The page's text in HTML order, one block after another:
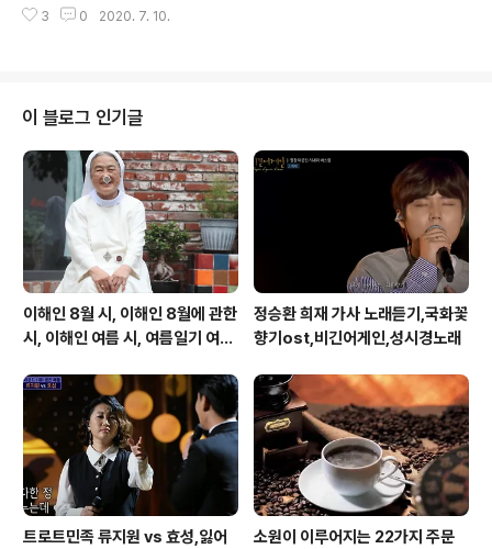
거운 눈물 오가는 저 많은 사람들 누가 내 곁에 와줄까요 비
말 빈틈없이 행복해 너를 따라서 시간은 흐르고 멈춰 물끄
으면 눈부신 햇살이 비춰 거기 있어줘서 그게 너라서 가끔
내 어깨에 가만히 기대주어서 나는 있잖아 정말 빈틈없이
행복해 너를 따라서 시간은 흐르고 멈춰 물끄러미 너를 들
여다 보곤 해 그것 말고는 아무것도 할 수 없어서 너의 모든
순간 그게 나였으면 좋겠다 생각만 해도 가슴이 차올라 나
는 온통 너로 보고 있으면 왠..
3 0 2020. 7. 10.
이 블로그 인기글
이해인 8월 시, 이해인 8월에 관한
시, 이해인 여름 시, 여름일기 여름
정승환 희재 가사 노래듣기,국화꽃
향기ost,비긴어게인,성시경노래
트로트민족 류지원 vs 효성,잃어
소원이 이루어지는 22가지 주문